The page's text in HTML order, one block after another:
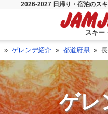
2026-2027 日帰り・宿泊のス
スキー
ゲレンデ紹介 都道府県
ゲレ